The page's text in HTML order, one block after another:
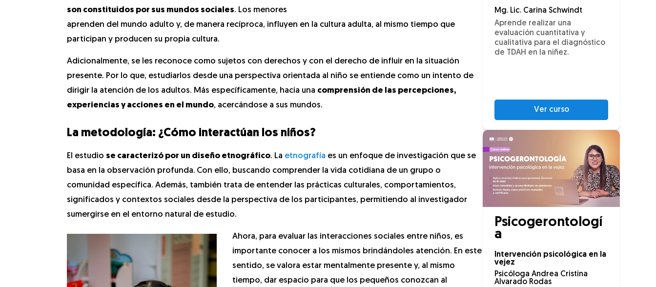
son constituidos por sus mundos sociales. Los menores
aprenden del mundo adulto y, de manera recíproca, influyen en la cultura adulta, al mismo tiempo que
participan y producen su propia cultura.
Adicionalmente, se les reconoce como sujetos con derechos y con el derecho de influir en la situación
presente. Por lo que, estudiarlos desde una perspectiva orientada al niño se entiende como un intento de
dirigir la atención de los adultos. Más específicamente, hacia una comprensión de las percepciones,
experiencias y acciones en el mundo, acercándose a sus mundos.
La metodología: ¿Cómo interactúan los niños?
El estudio se caracterizó por un diseño etnográfico. La etnografía es un enfoque de investigación que se
basa en la observación profunda. Con ello, buscando comprender la vida cotidiana de un grupo o
comunidad específica. Además, también trata de entender las prácticas culturales, comportamientos,
significados y contextos sociales desde la perspectiva de los participantes, permitiendo al investigador
sumergirse en el entorno natural de estudio.
Ahora, para evaluar las interacciones sociales entre niños, es
importante conocer a los mismos brindándoles atención. En este
sentido, se valora estar mentalmente presente y, al mismo
tiempo, dar espacio para que los pequeños conozcan al
Mg. Lic. Carina Schwindt
Aprende realizar una
evaluación cuantitativa y
cualitativa para el diagnóstico
de TDAH en la niñez.
Ver curso
Psicogerontologí
a
Intervención psicológica en la
vejez
Psicóloga Andrea Cristina
Alvarado Rodas